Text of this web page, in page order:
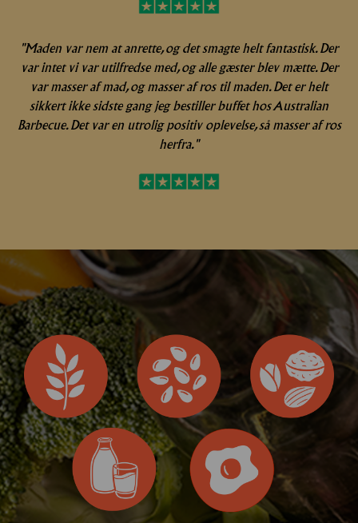
"Maden var nem at anrette, og det smagte helt fantastisk. Der
var intet vi var utilfredse med, og alle gæster blev mætte. Der
var masser af mad, og masser af ros til maden. Det er helt
sikkert ikke sidste gang jeg bestiller buffet hos Australian
Barbecue.Det var en utrolig positiv oplevelse, så masser af ros
herfra."